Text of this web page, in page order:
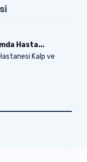
Hasta...
Kalp ve